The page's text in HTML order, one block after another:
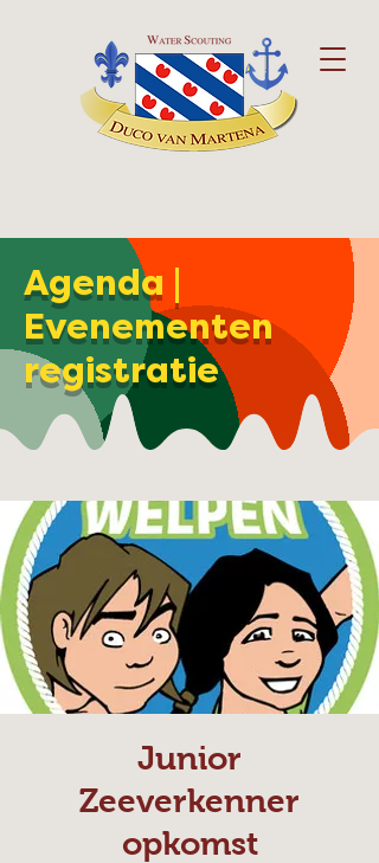
Agenda |
Evenementen
registratie
Junior
Zeeverkenner
opkomst